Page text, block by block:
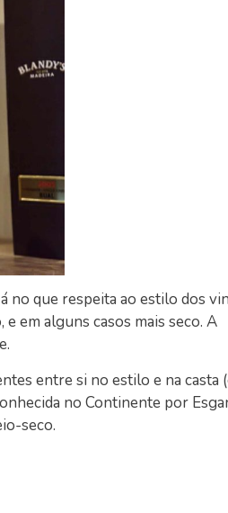
no que respeita ao estilo dos
em alguns casos mais seco. A
entre si no estilo e na casta
no Continente por
seco.